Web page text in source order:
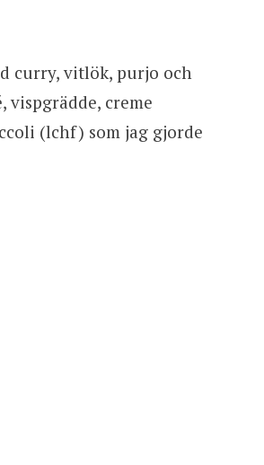
curry, vitlök, purjo och
creme
(lchf) som jag gjorde